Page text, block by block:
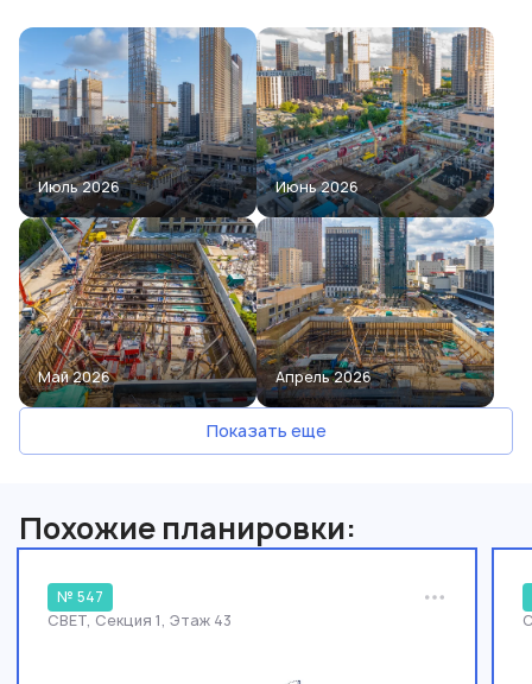
Июль 2026 Июнь 2026
Май 2026 Апрель 2026
Показать еще
Похожие планировки:
№ 547
СВЕТ, Секция 1, Этаж 43